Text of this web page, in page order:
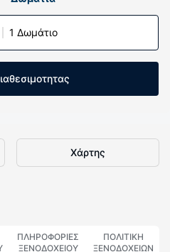
1 Δωμάτιο
Χάρτης
ΠΛΗΡΟΦΟΡΊΕΣ
ΞΕΝΟΔΟΧΕΊΟΥ
ΠΟΛΙΤΙΚΗ
ΞΕΝΟΔΟΧΕΊΩΝ